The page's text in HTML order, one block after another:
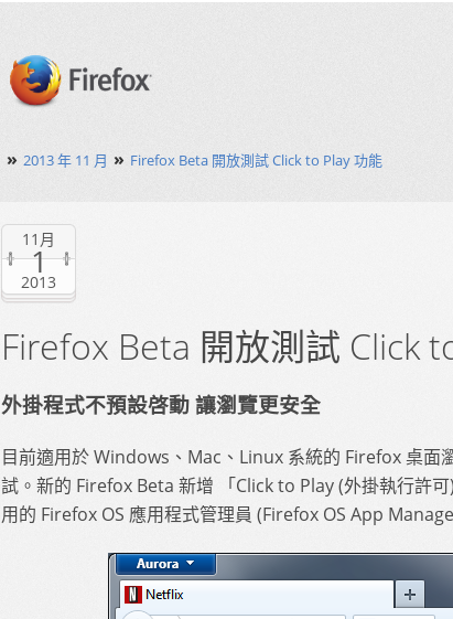
» 2013 年 11 月 » Firefox Beta 開放測試 Click to Play 功能
11月
1
2013
Firefox Beta 開放測試 Click
外掛程式不預設啓動 讓瀏覽更安全
目前適用於 Windows、Mac、Linux 系統的 Firefox 桌面
試。新的 Firefox Beta 新增 「Click to Play (外掛執行許
用的 Firefox OS 應用程式管理員 (Firefox OS App